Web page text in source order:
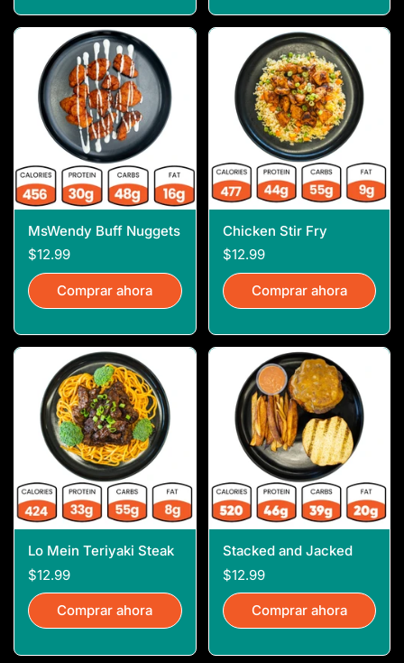
MsWendy Buff Nuggets
$12.99
Comprar ahora
Chicken Stir Fry
$12.99
Comprar ahora
Lo Mein Teriyaki Steak
$12.99
Comprar ahora
Stacked and Jacked
$12.99
Comprar ahora